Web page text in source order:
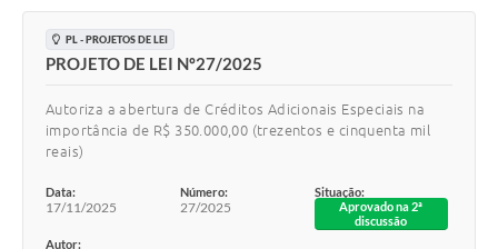
PL - PROJETOS DE LEI
PROJETO DE LEI Nº27/2025
Autoriza a abertura de Créditos Adicionais Especiais na
importância de R$ 350.000,00 (trezentos e cinquenta mil
reais)
Data:
17/11/2025
Número:
27/2025
Situação:
Aprovado na 2ª
discussão
Autor: